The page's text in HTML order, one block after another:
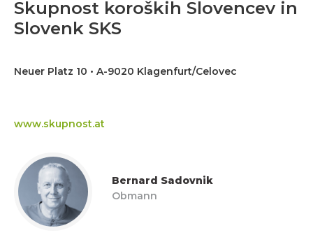
Skupnost koroških Slovencev in
Slovenk SKS
Neuer Platz 10 • A-9020 Klagenfurt/Celovec
www.skupnost.at
Bernard Sadovnik
Obmann